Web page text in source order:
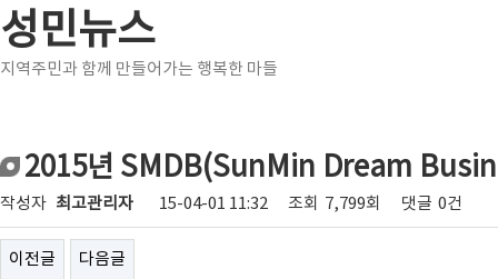
성민뉴스
지역주민과 함께 만들어가는 행복한 마들
2015년 SMDB(SunMin Dream
작성자 최고관리자 15-04-01 11:32 조회 7,799회 댓글 0건
이전글 다음글